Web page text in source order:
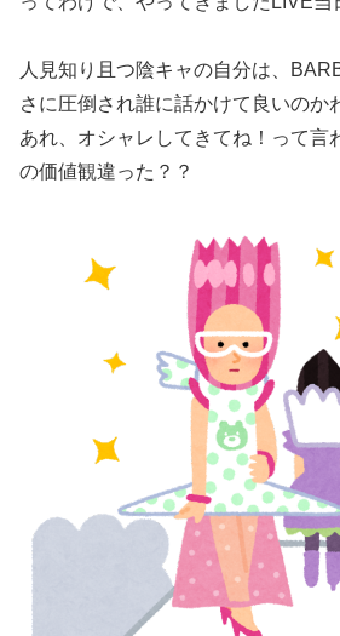
人見知り且つ陰キャの自分は、
さに圧倒され誰に話かけて良いのか
あれ、オシャレしてきてね！って言
の価値観違った？？